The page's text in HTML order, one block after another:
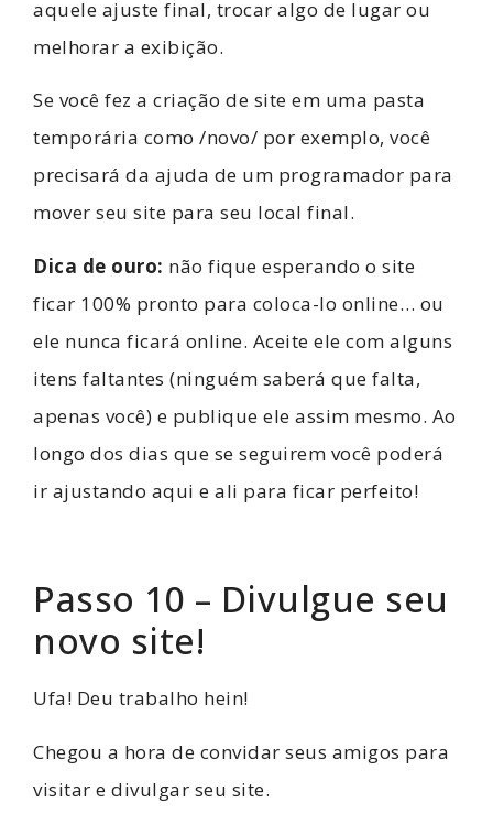
aquele ajuste final, trocar algo de lugar ou
melhorar a exibição.
Se você fez a criação de site em uma pasta
temporária como /novo/ por exemplo, você
precisará da ajuda de um programador para
mover seu site para seu local final.
Dica de ouro: não fique esperando o site
ficar 100% pronto para coloca-lo online… ou
ele nunca ficará online. Aceite ele com alguns
itens faltantes (ninguém saberá que falta,
apenas você) e publique ele assim mesmo. Ao
longo dos dias que se seguirem você poderá
ir ajustando aqui e ali para ficar perfeito!
Passo 10 – Divulgue seu
novo site!
Ufa! Deu trabalho hein!
Chegou a hora de convidar seus amigos para
visitar e divulgar seu site.